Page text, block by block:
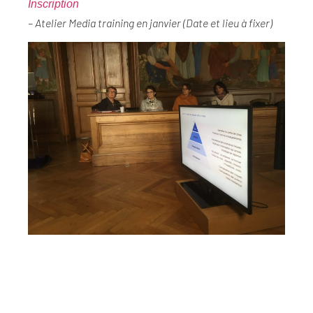
Inscription
– Atelier Media training en janvier (Date et lieu à fixer)